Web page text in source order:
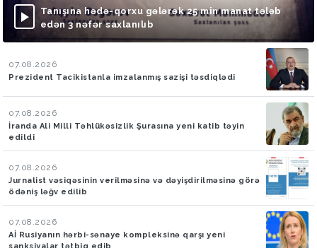
Tanışına hədə-qorxu gələrək 25 min manat tələb
edən 3 nəfər saxlanılıb
07.08.2026
Prezident Tacikistanla imzalanmış sazişi təsdiqlədi
07.08.2026
İranda Ali Milli Təhlükəsizlik Şurasına yeni katib təyin
edildi
07.08.2026
Jurnalist vəsiqəsinin verilməsinə və dəyişdirilməsinə görə
ödəniş ləğv edilib
07.08.2026
Aİ Rusiyanın hərbi-sənaye kompleksinə qarşı yeni